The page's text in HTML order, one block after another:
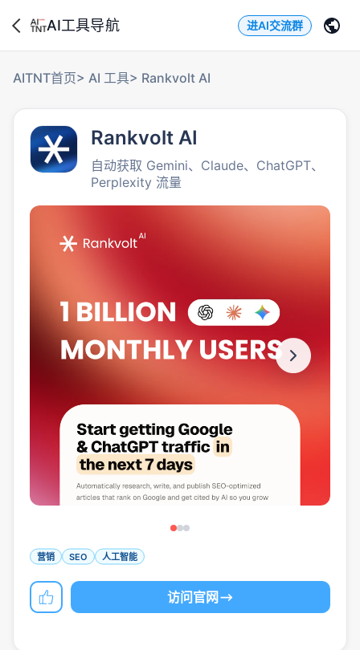
AI工具导航 进AI交流群
AITNT首页> AI 工具> Rankvolt AI
Rankvolt AI
自动获取 Gemini、Claude、ChatGPT、
Perplexity 流量
营销 SEO 人工智能
访问官网